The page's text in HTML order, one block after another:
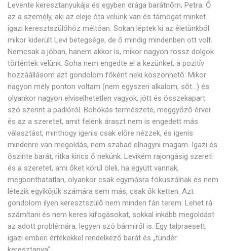
Levente keresztanyukája és egyben drága barátnőm, Petra. Ő
az a személy, aki az eleje óta velünk van és támogat minket
igazi keresztszülőhöz méltóan. Sokan léptek ki az életünkből
mikor kiderült Levi betegsége, de ő mindig mindenben ott volt.
Nemcsak a jóban, hanem akkor is, mikor nagyon rossz dolgok
történtek velünk. Soha nem engedte el a kezünket, a pozitív
hozzáállásom azt gondolom főként neki köszönhető. Mikor
nagyon mély ponton voltam (nem egyszeri alkalom, sőt…) és
olyankor nagyon elviselhetetlen vagyok, jött és összekapart
szó szerint a padlóról. Bohókás természete, meggyőző érvei
és az a szeretet, amit felénk áraszt nem is engedett más
választást, minthogy igenis csak előre nézzek, és igenis
mindenre van megoldás, nem szabad elhagyni magam. Igazi és
őszinte barát, ritka kincs ő nekünk. Levikém rajongásig szereti
és a szeretet, ami őket körül öleli, ha együtt vannak,
megbonthatatlan, olyankor csak egymásra fókuszálnak és nem
létezik egyikőjük számára sem más, csak ők ketten. Azt
gondolom ilyen keresztszülő nem minden fán terem. Lehet rá
számítani és nem keres kifogásokat, sokkal inkább megoldást
az adott problémára, legyen szó bármiről is. Egy talpraesett,
igazi emberi értékekkel rendelkező barát és „tündér